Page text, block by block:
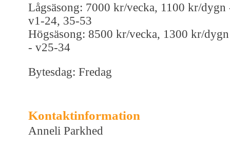
Lågsäsong: 7000 kr/vecka, 1100 kr/dygn
v1-24, 35-53
Högsäsong: 8500 kr/vecka, 1300 kr/dygn
- v25-34
Bytesdag: Fredag
Kontaktinformation
Anneli Parkhed